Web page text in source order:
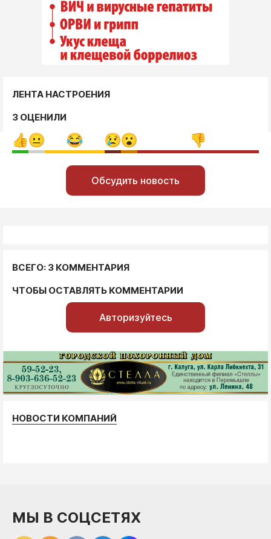
ЛЕНТА НАСТРОЕНИЯ
3 ОЦЕНИЛИ
Обсудить новость
ВСЕГО: 3 КОММЕНТАРИЯ
ЧТОБЫ ОСТАВЛЯТЬ КОММЕНТАРИИ
Авторизуйтесь
НОВОСТИ КОМПАНИЙ
МЫ В СОЦСЕТЯХ